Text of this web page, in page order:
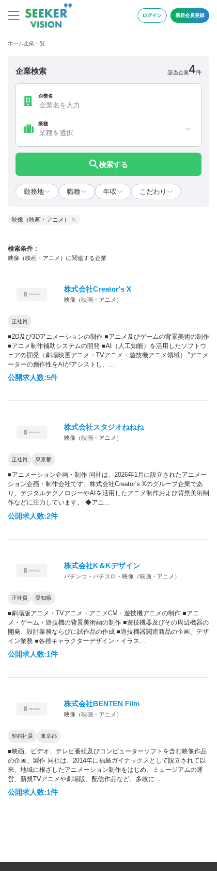
ログイン 新規会員登録
ホーム企業一覧
企業検索 該当企業4件
企業名
業種
検索する
勤務地 職種 年収 こだわり
映像（映画・アニメ）
検索条件：
映像（映画・アニメ）に関連する企業
株式会社Creator's X
映像（映画・アニメ）
正社員
■2D及び3Dアニメーションの制作 ■アニメ及びゲームの背景美術の制作
■アニメ制作補助システムの開発 ■AI（人工知能）を活用したソフトウ
ェアの開発（劇場映画アニメ・TVアニメ・遊技機アニメ領域） ”アニメ
ーターの創作性をAIがアシストし、...
公開求人数:5件
株式会社スタジオねねね
映像（映画・アニメ）
正社員 東京都
■アニメーション企画・制作 同社は、2026年1月に設立されたアニメー
ション企画・制作会社です。株式会社Creator’s Xのグループ企業であ
り、デジタルテクノロジーやAIを活用したアニメ制作および背景美術制
作などに注力しています。 ◆アニ...
公開求人数:2件
株式会社K＆Kデザイン
パチンコ・パチスロ ・ 映像（映画・アニメ）
正社員 愛知県
■劇場版アニメ・TVアニメ・アニメCM・遊技機アニメの制作 ■アニ
メ・ゲーム・遊技機の背景美術画の制作 ■遊技機器及びその周辺機器の
開発、設計業務ならびに試作品の作成 ■遊技機器関連商品の企画、デザ
イン業務 ■各種キャラクターデザイン・イラス...
公開求人数:1件
株式会社BENTEN Film
映像（映画・アニメ）
契約社員 東京都
■映画、ビデオ、テレビ番組及びコンピューターソフトを含む映像作品
の企画、製作 同社は、2014年に福島ガイナックスとして設立されて以
来、地域に根ざしたアニメーション制作をはじめ、ミュージアムの運
営、新規TVアニメや劇場版、配信作品など、多岐に...
公開求人数:1件